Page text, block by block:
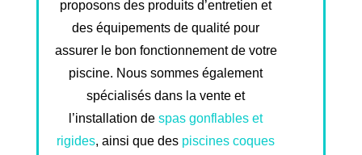
proposons des produits d’entretien et
des équipements de qualité pour
assurer le bon fonctionnement de votre
piscine. Nous sommes également
spécialisés dans la vente et
l’installation de spas gonflables et
rigides, ainsi que des piscines coques